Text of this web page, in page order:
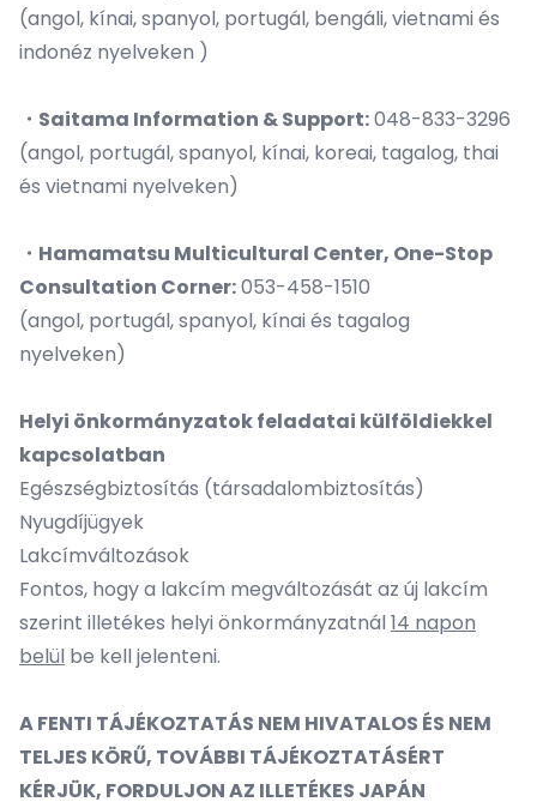
(angol, kínai, spanyol, portugál, bengáli, vietnami és
indonéz nyelveken )
・Saitama Information & Support:048-833-3296
(angol, portugál, spanyol, kínai, koreai, tagalog, thai
és vietnami nyelveken)
・Hamamatsu Multicultural Center, One-Stop
Consultation Corner:053-458-1510
(angol, portugál, spanyol, kínai és tagalog
nyelveken)
Helyi önkormányzatok feladatai külföldiekkel
kapcsolatban
Egészségbiztosítás (társadalombiztosítás)
Nyugdíjügyek
Lakcímváltozások
Fontos, hogy a lakcím megváltozását az új lakcím
szerint illetékes helyi önkormányzatnál 14 napon
belül be kell jelenteni.
A FENTI TÁJÉKOZTATÁS NEM HIVATALOS ÉS NEM
TELJES KÖRŰ, TOVÁBBI TÁJÉKOZTATÁSÉRT
KÉRJÜK, FORDULJON AZ ILLETÉKES JAPÁN